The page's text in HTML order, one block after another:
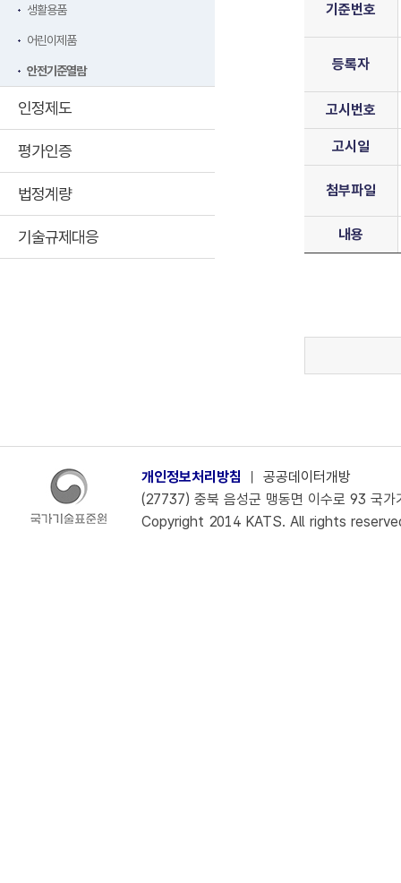
기준번호
등록자
고시번호
고시일
첨부파일
내용
생활용품
어린이제품
안전기준열람
인정제도
평가인증
법정계량
기술규제대응
개인정보처리방침 ㅣ 공공데이터개방
(27737) 충북 음성군 맹동면 이수로 93 국
Copyright 2014 KATS. All rights